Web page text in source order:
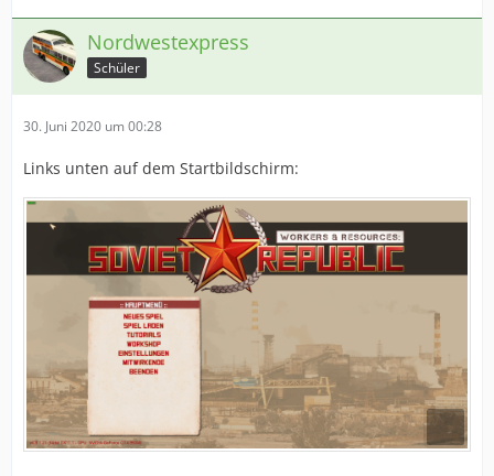
Nordwestexpress
Schüler
30. Juni 2020 um 00:28
Links unten auf dem Startbildschirm: